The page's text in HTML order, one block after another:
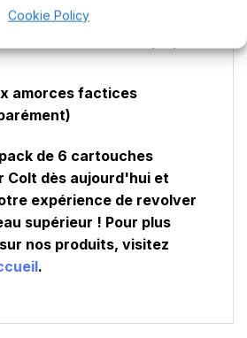
Cookie Policy
3 cm
amorces factices
de 6 cartouches
Colt dès aujourd'hui et
expérience de revolver
supérieur ! Pour plus
nos produits, visitez
.